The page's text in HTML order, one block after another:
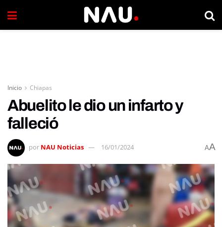
Inicio Chiapas
Abuelito le dio un infarto y
falleció
por NAU Noticias 16/01/2024 AA